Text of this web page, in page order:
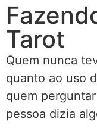
Tarot
Quem nunca
quanto ao uso
quem
pessoa dizia